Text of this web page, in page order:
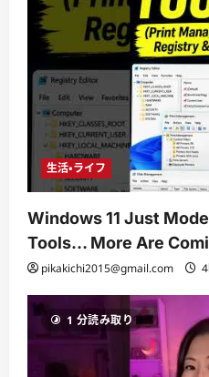
生活・ライフ
Windows 11 Just
Tools… More Are
pikakichi2015@gmail.com
1 分読み取り